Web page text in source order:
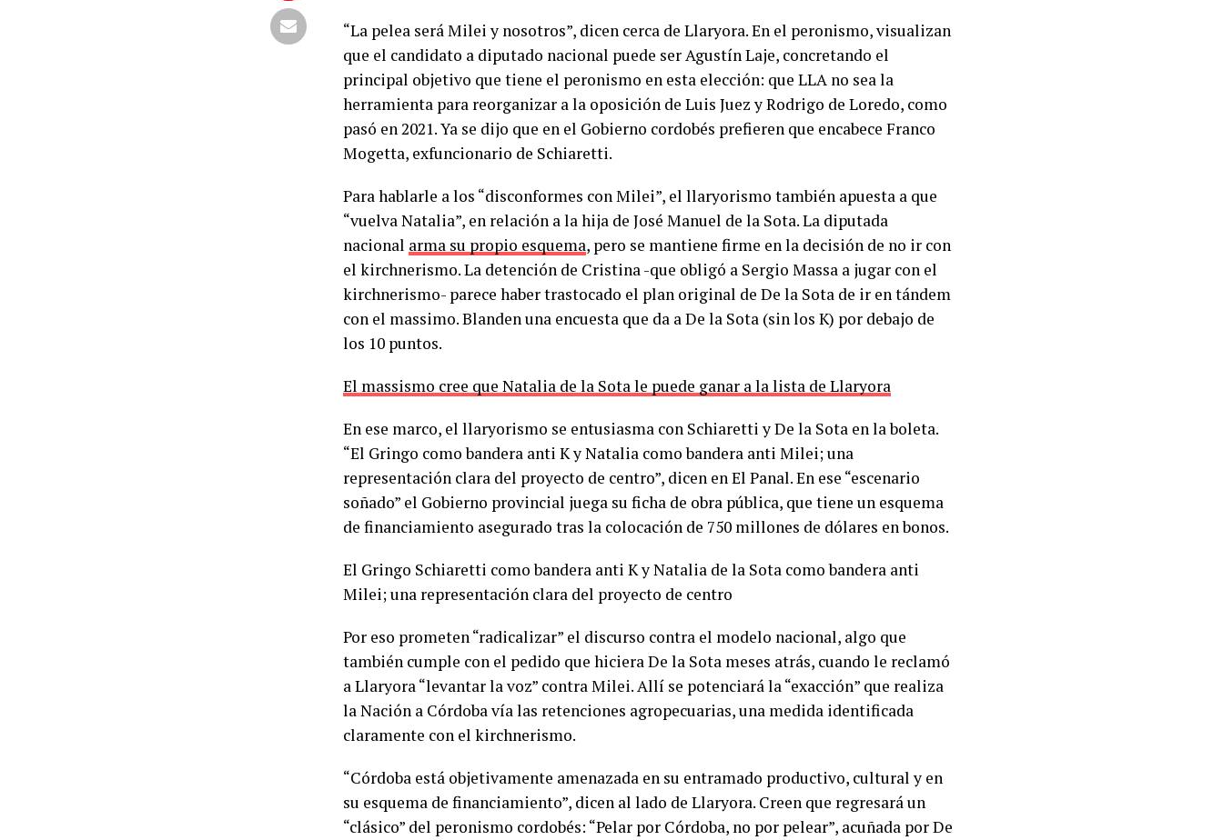
“La pelea será Milei y nosotros”, dicen cerca de Llaryora. En el peronismo, visualizan
que el candidato a diputado nacional puede ser Agustín Laje, concretando el
principal objetivo que tiene el peronismo en esta elección: que LLA no sea la
herramienta para reorganizar a la oposición de Luis Juez y Rodrigo de Loredo, como
pasó en 2021. Ya se dijo que en el Gobierno cordobés prefieren que encabece Franco
Mogetta, exfuncionario de Schiaretti.
Para hablarle a los “disconformes con Milei”, el llaryorismo también apuesta a que
“vuelva Natalia”, en relación a la hija de José Manuel de la Sota. La diputada
nacional arma su propio esquema, pero se mantiene firme en la decisión de no ir con
el kirchnerismo. La detención de Cristina -que obligó a Sergio Massa a jugar con el
kirchnerismo- parece haber trastocado el plan original de De la Sota de ir en tándem
con el massimo. Blanden una encuesta que da a De la Sota (sin los K) por debajo de
los 10 puntos.
El massismo cree que Natalia de la Sota le puede ganar a la lista de Llaryora
En ese marco, el llaryorismo se entusiasma con Schiaretti y De la Sota en la boleta.
“El Gringo como bandera anti K y Natalia como bandera anti Milei; una
representación clara del proyecto de centro”, dicen en El Panal. En ese “escenario
soñado” el Gobierno provincial juega su ficha de obra pública, que tiene un esquema
de financiamiento asegurado tras la colocación de 750 millones de dólares en bonos.
El Gringo Schiaretti como bandera anti K y Natalia de la Sota como bandera anti
Milei; una representación clara del proyecto de centro
Por eso prometen “radicalizar” el discurso contra el modelo nacional, algo que
también cumple con el pedido que hiciera De la Sota meses atrás, cuando le reclamó
a Llaryora “levantar la voz” contra Milei. Allí se potenciará la “exacción” que realiza
la Nación a Córdoba vía las retenciones agropecuarias, una medida identificada
claramente con el kirchnerismo.
“Córdoba está objetivamente amenazada en su entramado productivo, cultural y en
su esquema de financiamiento”, dicen al lado de Llaryora. Creen que regresará un
“clásico” del peronismo cordobés: “Pelar por Córdoba, no por pelear”, acuñada por De